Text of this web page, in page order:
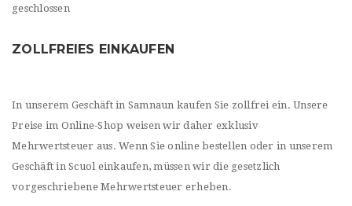
geschlossen
ZOLLFREIES EINKAUFEN
In unserem Geschäft in Samnaun kaufen Sie zollfrei ein. Unsere
Preise im Online-Shop weisen wir daher exklusiv
Mehrwertsteuer aus. Wenn Sie online bestellen oder in unserem
Geschäft in Scuol einkaufen, müssen wir die gesetzlich
vorgeschriebene Mehrwertsteuer erheben.